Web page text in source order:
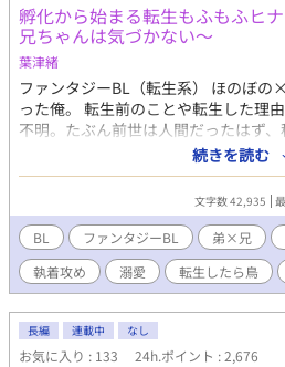
孵化から始まる転生もふもふヒ
兄ちゃんは気づかない〜
葉津緒
ファンタジーBL（転生系） ほのぼ
った俺。 転生前のことや転生した理
不明。たぶん前世は人間だったはず
い。ここが地球なのか異世界なのか
いことは考えず、今は鳥として頑張
転生雛鳥（兄）と、無口で目つきの
る、もふもふな日々……だけじゃな
雛鳥（受）×正体を隠す重めな執着弟
のもふもふ兄弟たちの、すれ違いコメ
※本編は全年齢向けBLになります。
いちゃいちゃな場面（R15程度）を書
続きを読む
文字数 42,935
BL ファンタジーBL 弟×兄
執着攻め
溺愛 転生したら鳥
長編 連載中 なし
お気に入り : 133 24h.ポイント : 2,676